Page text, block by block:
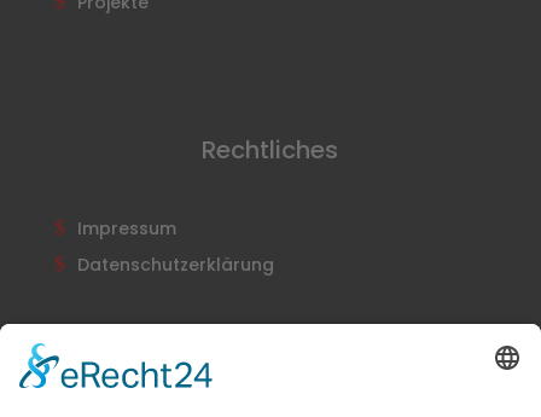
Rechtliches
Impressum
Datenschutzerklärung
Newsletter